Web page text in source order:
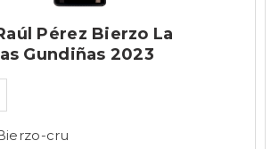
Pérez Bierzo La
Gundiñas 2023
cru